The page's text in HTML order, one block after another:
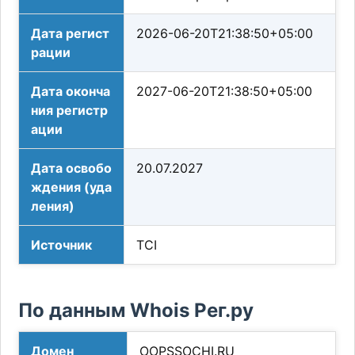
Дата регист
рации
2026-06-20T21:38:50+05:00
Дата оконча
ния регистр
ации
2027-06-20T21:38:50+05:00
Дата освобо
ждения (уда
ления)
20.07.2027
Источник TCI
По данным Whois Рег.ру
Домен OOPSSOCHI.RU